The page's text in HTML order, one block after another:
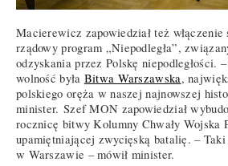
Macierewicz zapowiedział też
rządowy program „Niepodległa”,
odzyskania przez Polskę niepodległości.
wolność była Bitwa Warszawska,
polskiego oręża w naszej najnowszej
minister. Szef MON zapowiedział
rocznicę bitwy Kolumny Chwały Wojska
upamiętniającej zwycięską batalię. –
w Warszawie – mówił minister.